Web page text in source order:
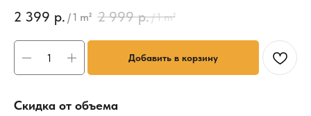
2 399 р. /1 m² 2 999 р./1 m²
Добавить в корзину
Скидка от объема